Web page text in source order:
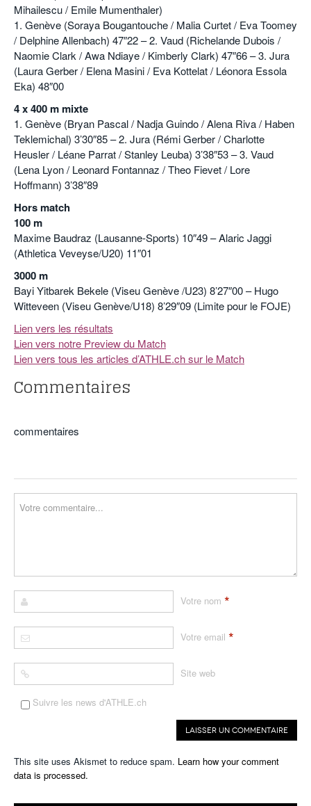
Mihailescu / Emile Mumenthaler)
1. Genève (Soraya Bougantouche / Malia Curtet / Eva Toomey
/ Delphine Allenbach) 47″22 – 2. Vaud (Richelande Dubois /
Naomie Clark / Awa Ndiaye / Kimberly Clark) 47″66 – 3. Jura
(Laura Gerber / Elena Masini / Eva Kottelat / Léonora Essola
Eka) 48″00
4 x 400 m mixte
1. Genève (Bryan Pascal / Nadja Guindo / Alena Riva / Haben
Teklemichal) 3’30″85 – 2. Jura (Rémi Gerber / Charlotte
Heusler / Léane Parrat / Stanley Leuba) 3’38″53 – 3. Vaud
(Lena Lyon / Leonard Fontannaz / Theo Fievet / Lore
Hoffmann) 3’38″89
Hors match
100 m
Maxime Baudraz (Lausanne-Sports) 10″49 – Alaric Jaggi
(Athletica Veveyse/U20) 11″01
3000 m
Bayi Yitbarek Bekele (Viseu Genève /U23) 8’27″00 – Hugo
Witteveen (Viseu Genève/U18) 8’29″09 (Limite pour le FOJE)
Lien vers les résultats
Lien vers notre Preview du Match
Lien vers tous les articles d’ATHLE.ch sur le Match
Commentaires
commentaires
Votre nom *
Votre email *
Site web
Suivre les news d'ATHLE.ch
This site uses Akismet to reduce spam. Learn how your comment
data is processed.